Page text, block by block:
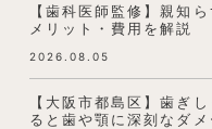
【歯科医師監修】親知
メリット・費用を解説
2026.08.05
【大阪市都島区】歯ぎ
ると歯や顎に深刻なダ